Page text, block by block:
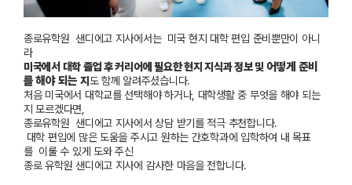
종로유학원 샌디에고 지사에서는 미국 현지 대학 편입 준비뿐만이
아니
라
미국에서 대학졸업후커리어에 필요한현지 지식과정보 및어떻게 준비
를해야되는 지 도 함께 알려주셨습니다.
처음 미국에서 대학교를 선택해야 하거나, 대학생활 중 무엇을 해야 되는
지 모르겠다면,
종로유학원 샌디에고 지사에서 상담 받기를 적극 추천합니다.
대학 편입에 많은 도움을 주시고 원하는 간호학과에 입학하여 내 목표
를 이룰 수 있게 도와주신
종로 유학원 샌디에고지사에 감사한 마음을 전합니다.